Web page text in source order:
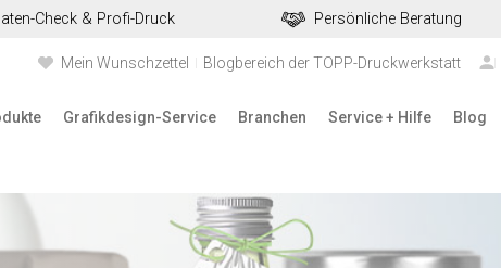
Check & Profi-Druck Persönliche Beratung
Mein Wunschzettel Blogbereich der TOPP-Druckwerkstatt
Grafikdesign-Service Branchen Service + Hilfe Blog